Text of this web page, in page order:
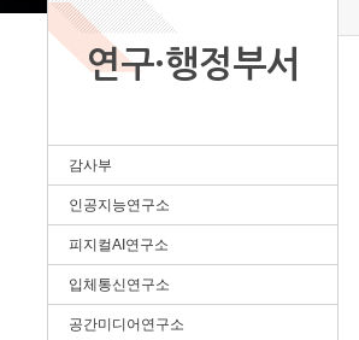
연구·행정부서
감사부
인공지능연구소
피지컬AI연구소
입체통신연구소
공간미디어연구소